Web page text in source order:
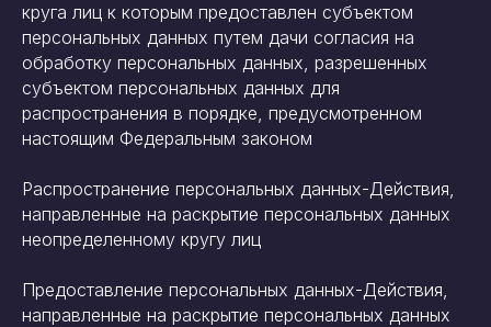
круга лиц к которым предоставлен субъектом
персональных данных путем дачи согласия на
обработку персональных данных, разрешенных
субъектом персональных данных для
распространения в порядке, предусмотренном
настоящим Федеральным законом
Распространение персональных данных-Действия,
направленные на раскрытие персональных данных
неопределенному кругу лиц
Предоставление персональных данных-Действия,
направленные на раскрытие персональных данных